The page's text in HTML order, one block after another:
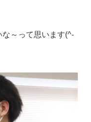
～って思います(^-